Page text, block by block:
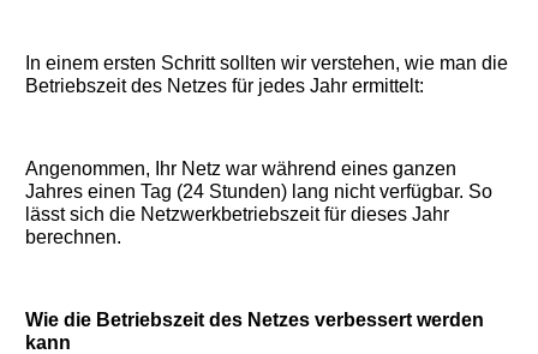
In einem ersten Schritt sollten wir verstehen, wie man die
Betriebszeit des Netzes für jedes Jahr ermittelt:
Angenommen, Ihr Netz war während eines ganzen
Jahres einen Tag (24 Stunden) lang nicht verfügbar. So
lässt sich die Netzwerkbetriebszeit für dieses Jahr
berechnen.
Wie die Betriebszeit des Netzes verbessert werden
kann